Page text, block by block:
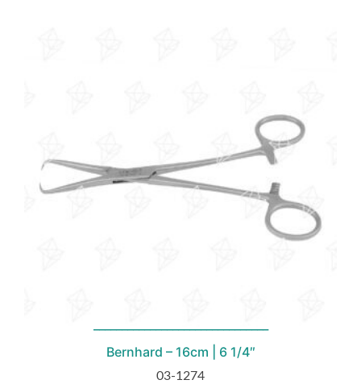
Bernhard – 16cm | 6 1/4″
03-1274